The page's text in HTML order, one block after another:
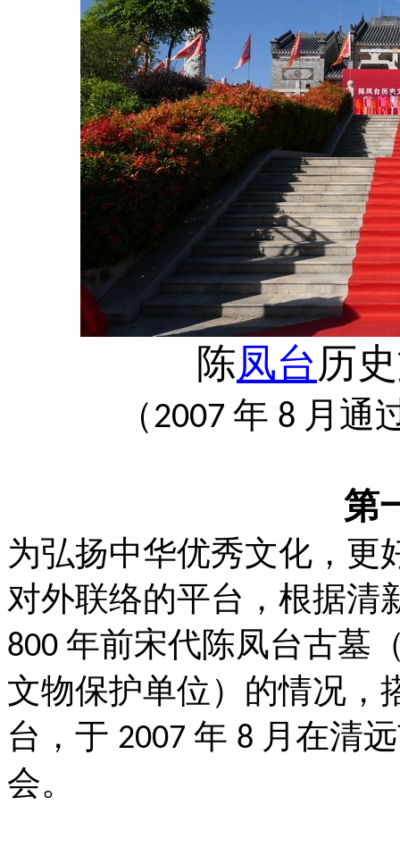
陈凤台历
（2007 年 8 月通
第
为弘扬中华优秀文化，更
对外联络的平台， 根据清
800 年前宋代陈凤台古墓
文物保护单位）的情况，
台， 于 2007 年 8 月在清
会。